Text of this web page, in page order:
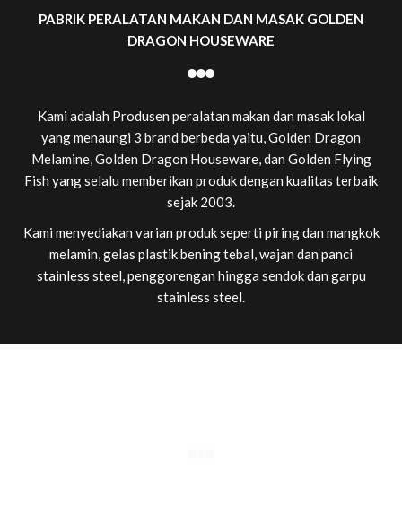
PABRIK PERALATAN MAKAN DAN MASAK GOLDEN
DRAGON HOUSEWARE
Kami adalah Produsen peralatan makan dan masak lokal
yang menaungi 3 brand berbeda yaitu, Golden Dragon
Melamine, Golden Dragon Houseware, dan Golden Flying
Fish yang selalu memberikan produk dengan kualitas terbaik
sejak 2003.
Kami menyediakan varian produk seperti piring dan mangkok
melamin, gelas plastik bening tebal, wajan dan panci
stainless steel, penggorengan hingga sendok dan garpu
stainless steel.